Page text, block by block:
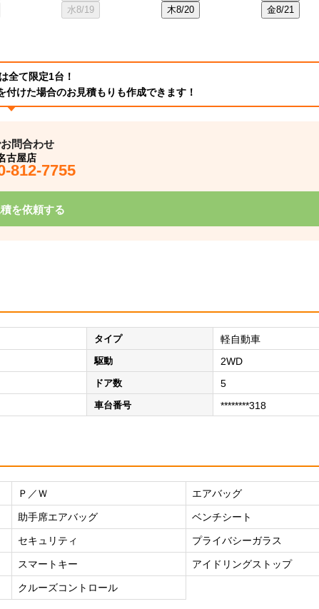
水8/19 木8/20 金8/21
全て限定1台！
けた場合のお見積もりも作成できます！
問合わせ
古屋店
812-7755
を依頼する
タイプ 軽自動車
駆動 2WD
ドア数 5
車台番号 ********318
Ｐ／Ｗ エアバッグ
助手席エアバッグ ベンチシート
セキュリティ プライバシーガラス
スマートキー アイドリングストップ
クルーズコントロール